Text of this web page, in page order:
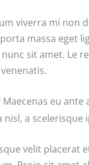
viverra mi non
massa eget
sit amet. Le
Maecenas eu
nisl, a scelerisque
velit placerat